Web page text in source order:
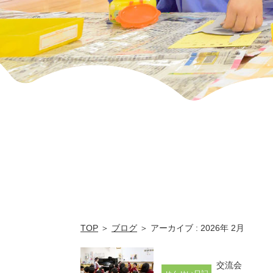
稚
園
TOP ＞ ブログ ＞ アーカイブ : 2026年 2月
交流会